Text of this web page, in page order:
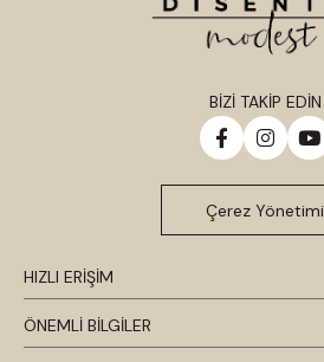
HIZLI ERİŞİM
ÖNEMLİ BİLGİLER
BİZİ TAKİP EDİN
Çerez Yönetimi